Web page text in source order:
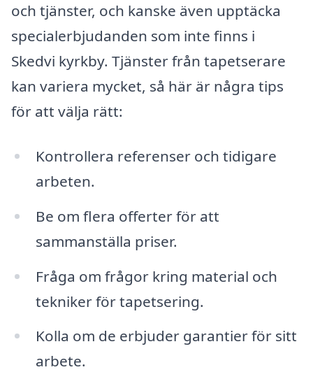
och tjänster, och kanske även upptäcka
specialerbjudanden som inte finns i
Skedvi kyrkby. Tjänster från tapetserare
kan variera mycket, så här är några tips
för att välja rätt:
Kontrollera referenser och tidigare
arbeten.
Be om flera offerter för att
sammanställa priser.
Fråga om frågor kring material och
tekniker för tapetsering.
Kolla om de erbjuder garantier för sitt
arbete.